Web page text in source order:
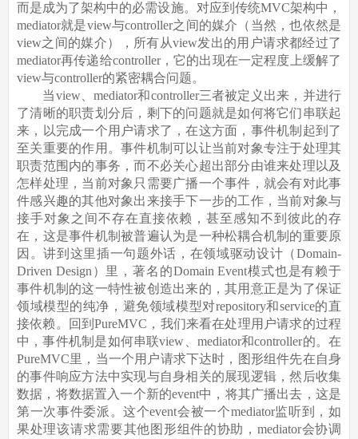
而是成为了架构中的必需设施。对应到传统MVC架构中，
mediator就是view与controller之间的媒介（当然，也依然是
view之间的媒介），所有从view发出的用户请求都经过了
mediator再传递给controller，它的出现在一定程度上缓解了
view与controller的紧密耦合问题。
当view、mediator和controller三者被定义出来，并进行
了清晰的职责划分后，剩下的问题就是如何将它们串联起
来，以完成一个用户请求了，在这方面，事件机制起到了
至关重要的作用。事件机制可以让当前对象专注于处理其
职责范围内的事务，而不必关心超出部分由谁来处理以及
怎样处理，当前对象只需要广播一个事件，就会有对此事
件感兴趣的其他对象出来接手下一步的工作，当前对象与
接手对象之间不存在直接依赖，甚至感知不到彼此的存
在，这是事件机制被普遍认为是一种松耦合机制的重要原
因。讲到这里插一句题外话，在领域驱动设计（Domain-
Driven Design）里，著名的Domain Event模式也是有赖于
事件机制的这一特性被创造出来的，其用意正是为了保证
领域模型的纯净，避免领域模型对repository和service的直
接依赖。回到PureMVC，我们来看在处理用户请求的过程
中，事件机制是如何串联view、mediator和controller的。在
PureMVC里，当一个用户请求下达时，图形组件先在自身
的事件响应方法中实现与自身相关的展现逻辑，然后收集
数据，将数据置入一个新的event中，将其广播出去，这是
第一次事件委派。这个event会被一个mediator监听到，如
果处理该请求需要其他图形组件的协助，mediator会协调